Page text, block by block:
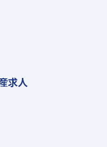
求人